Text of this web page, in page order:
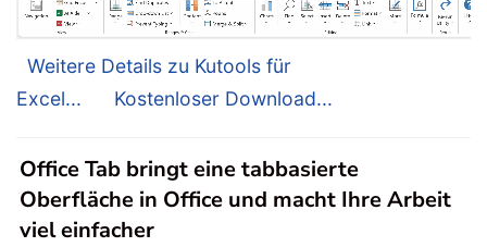
Weitere Details zu Kutools für
Excel...
Kostenloser Download...
Office Tab bringt eine tabbasierte
Oberfläche in Office und macht Ihre Arbeit
viel einfacher